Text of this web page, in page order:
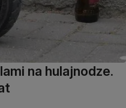
na hulajnodze.